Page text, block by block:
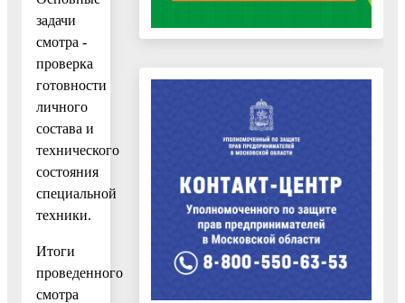
задачи
смотра -
проверка
готовности
личного
состава и
технического
состояния
специальной
техники.
Итоги
проведенного
смотра